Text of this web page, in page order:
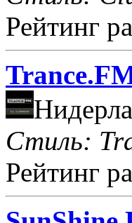
Рейтинг
Стиль:
Рейтинг